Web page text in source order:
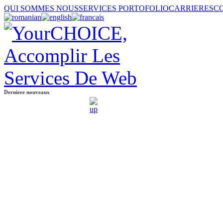
QUI SOMMES NOUSSERVICES PORTOFOLIOCARRIERES
Derniere nouveaux